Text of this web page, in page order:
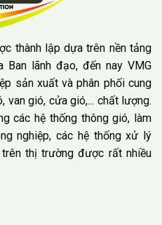
thành lập dựa trên nền tảng
Ban lãnh đạo, đến nay VMG
sản xuất và phân phối cung
van gió, cửa gió,... chất lượng.
các hệ thống thông gió, làm
nghiệp, các hệ thống xử lý
thị trường được rất nhiều